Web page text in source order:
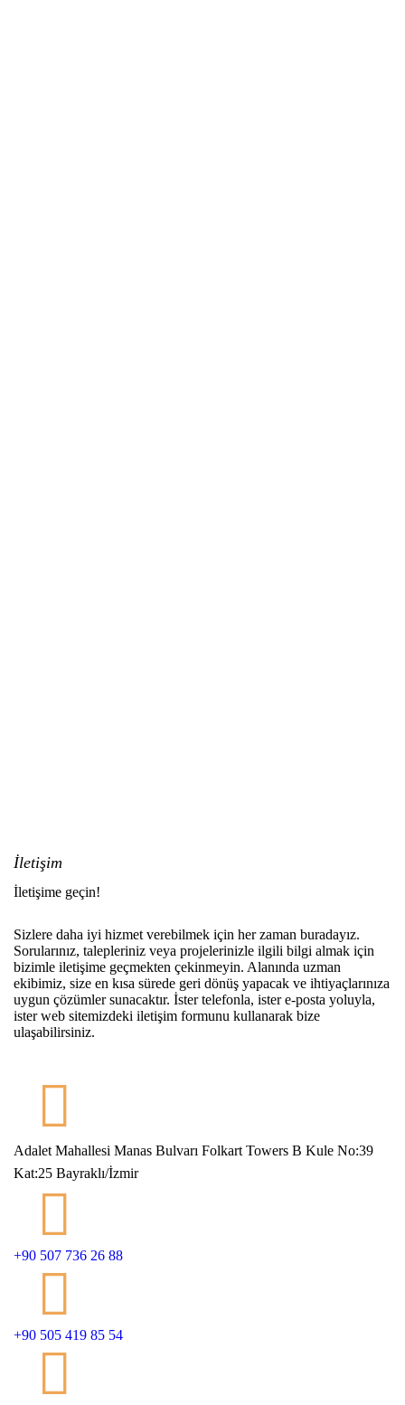
İletişim
İletişime geçin!
Sizlere daha iyi hizmet verebilmek için her zaman buradayız.
Sorularınız, talepleriniz veya projelerinizle ilgili bilgi almak için
bizimle iletişime geçmekten çekinmeyin. Alanında uzman
ekibimiz, size en kısa sürede geri dönüş yapacak ve ihtiyaçlarınıza
uygun çözümler sunacaktır. İster telefonla, ister e-posta yoluyla,
ister web sitemizdeki iletişim formunu kullanarak bize
ulaşabilirsiniz.
Adalet Mahallesi Manas Bulvarı Folkart Towers B Kule No:39
Kat:25 Bayraklı/İzmir
+90 507 736 26 88
+90 505 419 85 54